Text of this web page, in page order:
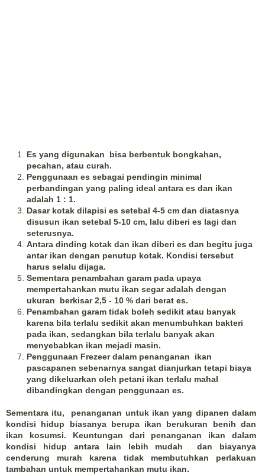
Es yang digunakan bisa berbentuk bongkahan,
pecahan, atau curah.
Penggunaan es sebagai pendingin minimal
perbandingan yang paling ideal antara es dan ikan
adalah 1 : 1.
Dasar kotak dilapisi es setebal 4-5 cm dan diatasnya
disusun ikan setebal 5-10 cm, lalu diberi es lagi dan
seterusnya.
Antara dinding kotak dan ikan diberi es dan begitu juga
antar ikan dengan penutup kotak. Kondisi tersebut
harus selalu dijaga.
Sementara penambahan garam pada upaya
mempertahankan mutu ikan segar adalah dengan
ukuran berkisar 2,5 - 10 % dari berat es.
Penambahan garam tidak boleh sedikit atau banyak
karena bila terlalu sedikit akan menumbuhkan bakteri
pada ikan, sedangkan bila terlalu banyak akan
menyebabkan ikan mejadi masin.
Penggunaan Frezeer dalam penanganan ikan
pascapanen sebenarnya sangat dianjurkan tetapi biaya
yang dikeluarkan oleh petani ikan terlalu mahal
dibandingkan dengan penggunaan es.
Sementara itu, penanganan untuk ikan yang dipanen dalam
kondisi hidup biasanya berupa ikan berukuran benih dan
ikan kosumsi. Keuntungan dari penanganan ikan dalam
kondisi hidup antara lain lebih mudah dan biayanya
cenderung murah karena tidak membutuhkan perlakuan
tambahan untuk mempertahankan mutu ikan.